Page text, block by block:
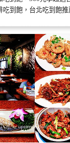
吃到飽，台北吃到飽